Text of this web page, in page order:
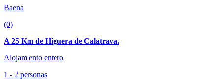
Baena
(0)
A 25 Km de Higuera de Calatrava.
Alojamiento entero
1 - 2 personas